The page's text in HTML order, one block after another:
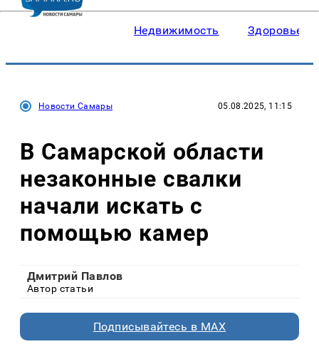
Недвижимость Здоровье
Новости Самары 05.08.2025, 11:15
В Самарской области
незаконные свалки
начали искать с
помощью камер
Дмитрий Павлов
Автор статьи
Подписывайтесь в MAX